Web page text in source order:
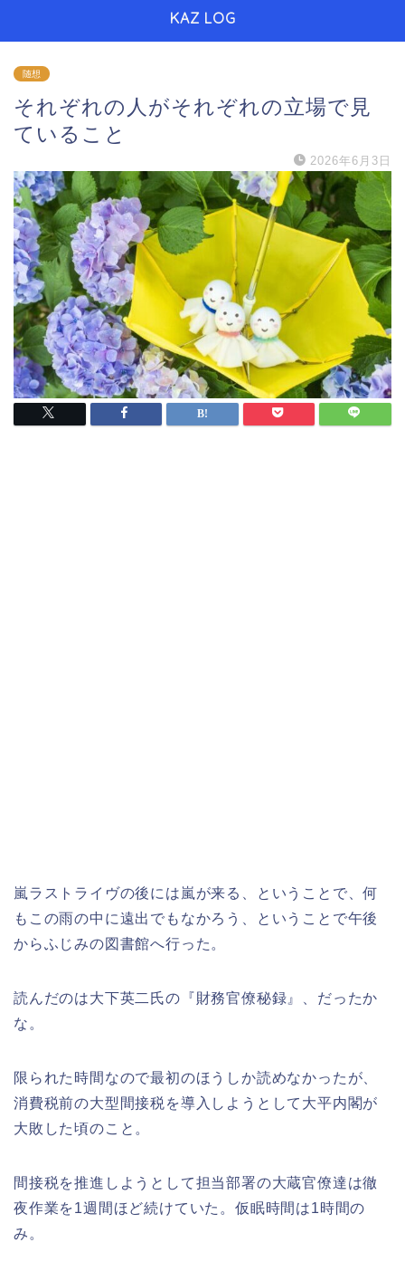
KAZ LOG
随想
それぞれの人がそれぞれの立場で見
ていること
2026年6月3日
嵐ラストライヴの後には嵐が来る、ということで、何
もこの雨の中に遠出でもなかろう、ということで午後
からふじみの図書館へ行った。
読んだのは大下英二氏の『財務官僚秘録』、だったか
な。
限られた時間なので最初のほうしか読めなかったが、
消費税前の大型間接税を導入しようとして大平内閣が
大敗した頃のこと。
間接税を推進しようとして担当部署の大蔵官僚達は徹
夜作業を1週間ほど続けていた。仮眠時間は1時間の
み。